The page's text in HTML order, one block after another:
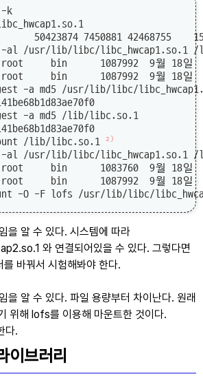
-k
50423874 7450881 42468755
-al /usr/lib/libc/
bin      1087992  9월 18일
bin      1087992  9월 18일
-a md5 /usr/lib/libc/
-a md5 /lib/libc.so.1
/lib/libc.so.1
2)
-al /usr/lib/libc/
bin      1083760  9월 18일
bin      1087992  9월 18일
-O -F lofs /usr/lib/libc/
을 알 수 있다. 시스템에 따라
와 연결되어있을 수 있다. 그렇다면
바꿔서 시험해봐야 한다.
을 알 수 있다. 파일 용량부터 차이난다. 원래
위해 lofs를 이용해 마운트한 것이다.
다.
이브러리